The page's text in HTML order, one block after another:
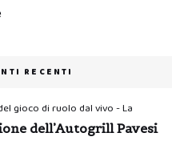
RECENTI
gioco di ruolo dal vivo - La
dell’Autogrill Pavesi